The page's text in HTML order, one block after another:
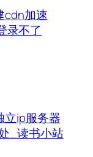
cdn加速
录不了
立ip服务器
_读书小站